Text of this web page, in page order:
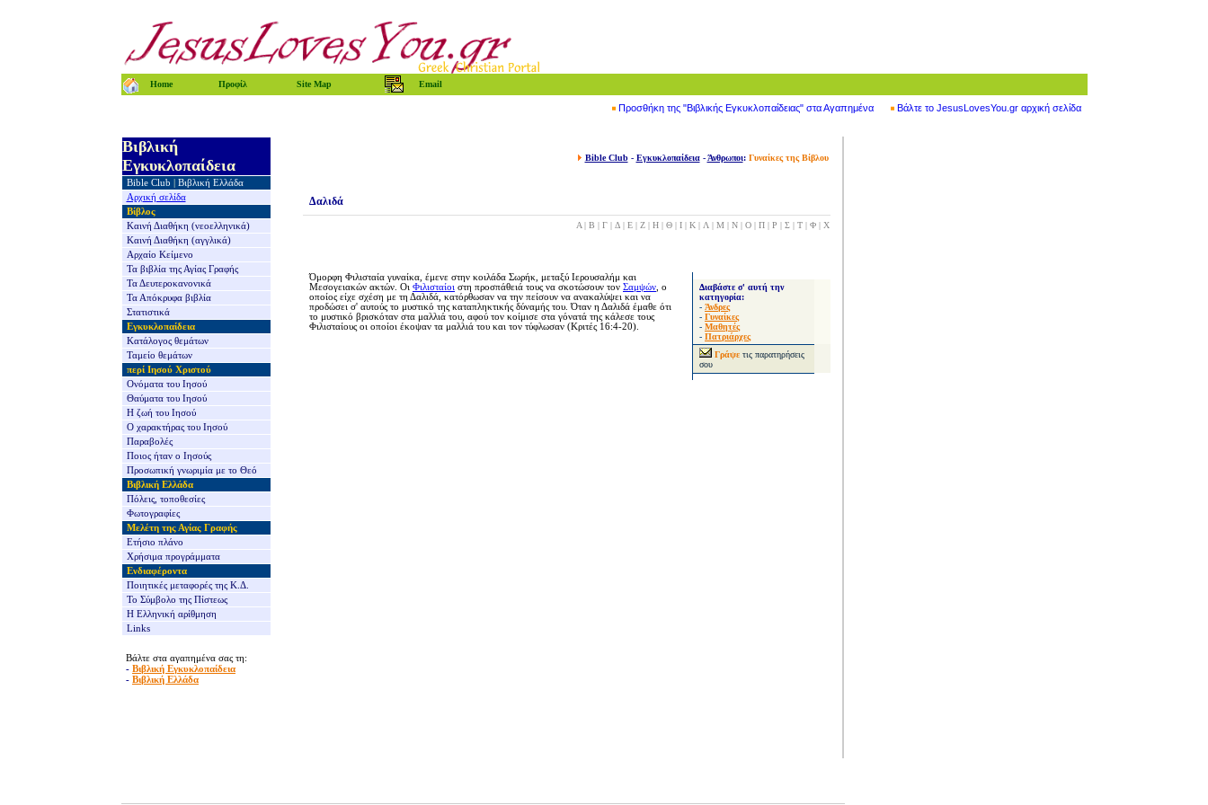
Home Προφίλ Site Map Email
Προσθήκη της "Βιβλικής Εγκυκλοπαίδειας" στα Αγαπημένα Βάλτε το JesusLovesYou.gr αρχική σελίδα
Βιβλική
Εγκυκλοπαίδεια
Bible Club
Βιβλική Ελλάδα
Αρχική σελίδα
Βίβλος
Καινή Διαθήκη (νεοελληνικά)
Καινή Διαθήκη (αγγλικά)
Αρχαίο Κείμενο
Τα βιβλία τηςΑγίας Γραφής
Τα Δευτεροκανονικά
Τα Απόκρυφα βιβλία
Στατιστικά
Εγκυκλοπαίδεια
Κατάλογος θεμάτων
Ταμείο θεμάτων
περί Ιησού Χριστού
Ονόματα του Ιησού
Θαύματα του Ιησού
Η ζωή του Ιησού
Ο χαρακτήρας του Ιησού
Παραβολές
Ποιος ήταν ο Ιησούς
Προσωπική γνωριμία με το Θεό
Βιβλική Ελλάδα
Πόλεις, τοποθεσίες
Φωτογραφίες
Μελέτη της Αγίας Γραφής
Ετήσιο πλάνο
Χρήσιμα προγράμματα
Ενδιαφέροντα
Ποιητικές μεταφορές της Κ.Δ.
Το Σύμβολο της Πίστεως
Η Ελληνική αρίθμηση
Links
Βάλτε στα αγαπημένα σας τη:
- Βιβλική Εγκυκλοπαίδεια
- Βιβλική Ελλάδα
Bible Club- Εγκυκλοπαίδεια-Άνθρωποι: Γυναίκες της Βίβλου
Δαλιδά
Α | Β | Γ | Δ | Ε | Ζ | Η | Θ | Ι | Κ | Λ | Μ | Ν | Ο | Π | Ρ | Σ | Τ | Φ | Χ
Διαβάστε σ' αυτή την
κατηγορία:
- Άνδρες
- Γυναίκες
- Μαθητές
- Πατριάρχες
Γράψε τις παρατηρήσεις
σου
Όμορφη Φιλισταία γυναίκα, έμενε στην κοιλάδα Σωρήκ, μεταξύ Ιερουσαλήμ και
Μεσογειακών ακτών. Οι Φιλισταίοι στη προσπάθειά τους να σκοτώσουν τον Σαμψών , ο
οποίος είχε σχέση με τη Δαλιδά, κατόρθωσαν να την πείσουν να ανακαλύψει και να
προδώσει σ' αυτούς το μυστικό της καταπληκτικής δύναμής του. Όταν η Δαλιδά έμαθε ότι
το μυστικό βρισκόταν στα μαλλιά του, αφού τον κοίμισε στα γόνατά της κάλεσε τους
Φιλισταίους οι οποίοι έκοψαν τα μαλλιά του και τον τύφλωσαν (Κριτές 16:4-20).